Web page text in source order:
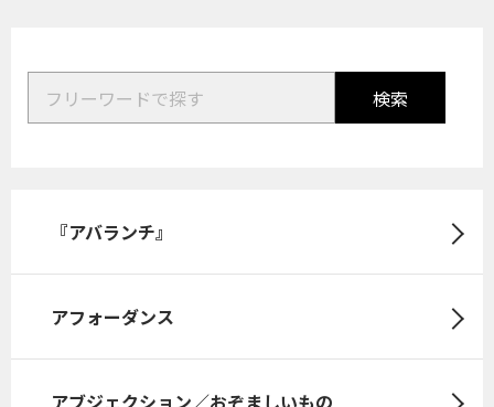
検索
『アバランチ』
アフォーダンス
アブジェクション／おぞましいもの